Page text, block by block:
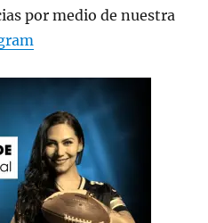
por medio de nuestra